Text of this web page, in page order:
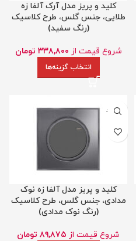
کلید و پریز مدل آرک آلفا زه
طلایی، جنس گلس، طرح کلاسیک
(رنگ سفید)
شروع قیمت از ۳۳۸,۸۰۰ تومان
انتخاب گزینه‌ها
ناموجود
کلید و پریز مدل آلفا زه نوک
مدادی، جنس گلس، طرح کلاسیک
(رنگ نوک مدادی)
شروع قیمت از ۸۹,۸۷۵ تومان